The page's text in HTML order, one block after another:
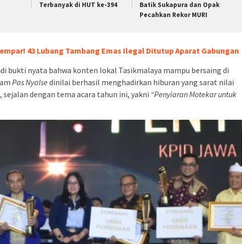
Terbanyak di HUT ke-394
Batik Sukapura dan Opak
Pecahkan Rekor MURI
43 Lubang Tambang Emas Ilegal Ditutup Aparat Gabungan
bukti nyata bahwa konten lokal Tasikmalaya mampu bersaing di
Pas Nyalse dinilai berhasil menghadirkan hiburan yang sarat nilai
sejalan dengan tema acara tahun ini, yakni “Penyiaran Motekar untuk